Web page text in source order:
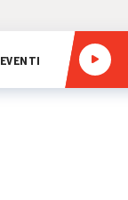
EVENTI